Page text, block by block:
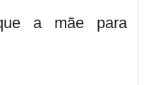
a mãe para